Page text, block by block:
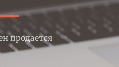
продается